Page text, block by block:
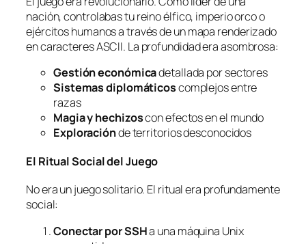
nación, controlabas tu reino élfico, imperio orco o
ejércitos humanos a través de un mapa renderizado
en caracteres ASCII. La profundidad era asombrosa:
Gestión económicadetallada por sectores
Sistemas diplomáticoscomplejos entre
razas
Magia y hechizoscon efectos en el mundo
Exploraciónde territorios desconocidos
El Ritual Social del Juego
No era un juego solitario. El ritual era profundamente
social:
Conectar por SSHa una máquina Unix